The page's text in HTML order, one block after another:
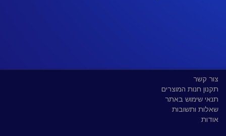
צור קשר
תקנון חנות המוצרים
תנאי שימוש באתר
שאלות ותשובות
אודות